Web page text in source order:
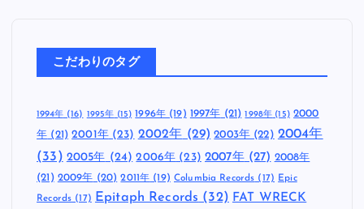
こだわりのタグ
1994年(16) 1995年 (15) 1996年(19) 1997年 (21) 1998年 (15) 2000
年 (21) 2001年(23) 2002年 (29) 2003年 (22) 2004年
(33) 2005年 (24) 2006年 (23) 2007年(27) 2008年
(21) 2009年 (20) 2011年 (19) Columbia Records (17) Epic
Records (17) Epitaph Records (32) FAT WRECK